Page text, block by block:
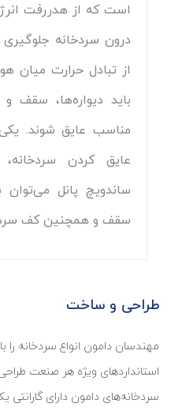
است که از هدررفت
درون سردخانه
از تبادل حرارت میان
باید دیواره‌ها، سقف
مناسب عایق شوند.
عایق کردن
ساندویچ پانل می‌توان
سقف و همچنین کف
طراحی و ساخت
مهندسان دامون انواع سردخانه را
استانداردهای ویژه هر صنعت